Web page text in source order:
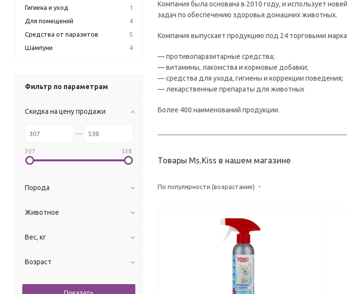
Компания была основана в 2010 году, и использует
задач по обеспечению здоровья домашних животных.
Компания выпускает продукцию под 24 торговыми
— противопаразитарные средства;
— витамины, лакомства и кормовые добавки;
— средства для ухода, гигиены и коррекции поведения;
— лекарственные препараты для животных
Более 400 наименований продукции.
Товары Ms.Kiss в нашем магазине
По популярности (возрастание)
Гигиена и уход
1
Для помещений
4
Средства от паразитов
5
Шампуни
4
Фильтр по параметрам
Скидка на цену продажи
307 538
Порода
Животное
Вес, кг
Возраст